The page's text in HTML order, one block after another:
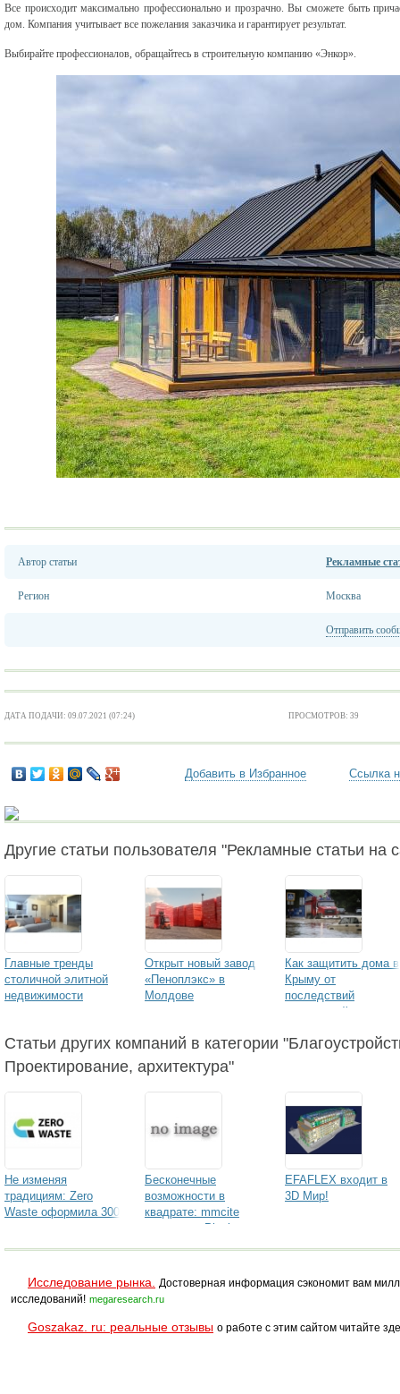
Все происходит максимально профессионально и прозрачно. Вы сможете быть
дом. Компания учитывает все пожелания заказчика и гарантирует результат.
Выбирайте профессионалов, обращайтесь в строительную компанию «Энкор».
Автор статьи Рекламные
Регион Москва
Отправить
ДАТА ПОДАЧИ: 09.07.2021 (07:24) ПРОСМОТРОВ: 39
Добавить в Избранное Ссылка
Другие статьи пользователя "Рекламные статьи на
Главные тренды
столичной элитной
недвижимости
Открыт новый завод
«Пеноплэкс» в
Молдове
Как защитить дома в
Крыму от
последствий
наводнений
Статьи других компаний в категории
Проектирование, архитектура"
Не изменяя
традициям: Zero
Waste оформила 300
Ростова-на-Дону
Бесконечные
возможности в
квадрате: mmcite
выпускает Pixel
EFAFLEX входит в
3D Мир!
Исследование рынка.
Достоверная информация сэкономит вам
исследований! megaresearch.ru
Goszakaz. ru: реальные отзывы о работе с этим сайтом читайте